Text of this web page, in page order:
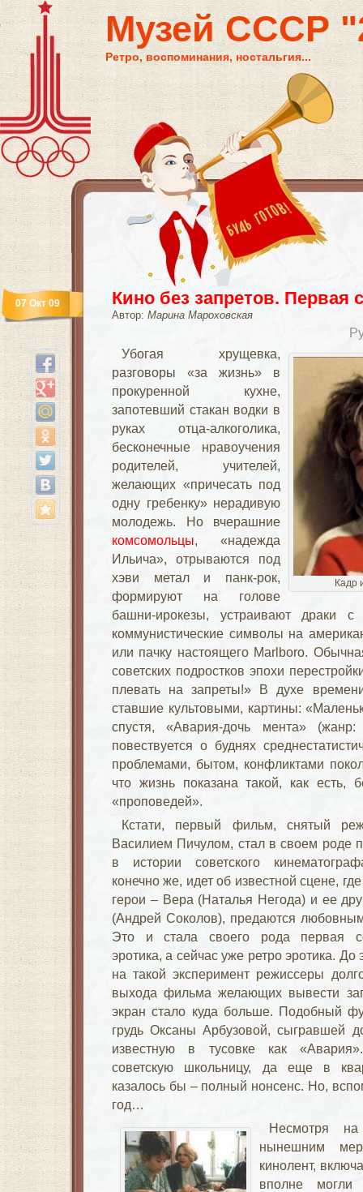
Музей СССР
Ретро, воспоминания, ностальгия...
Кино без запретов. Первая
Автор: Марина Мароховская
07 Окт 09
Кадр
Убогая хрущевка,
разговоры «за жизнь» в
прокуренной кухне,
запотевший стакан водки в
руках отца-алкоголика,
бесконечные нравоучения
родителей, учителей,
желающих «причесать под
одну гребенку» нерадивую
молодежь. Но вчерашние
комсомольцы, «надежда
Ильича», отрываются под
хэви метал и панк-рок,
формируют на голове
башни-ирокезы, устраивают драки
коммунистические символы на
или пачку настоящего Marlboro.
советских подростков эпохи
плевать на запреты!» В духе
ставшие культовыми, картины:
спустя, «Авария-дочь мента»
повествуется о буднях
проблемами, бытом, конфликтами
что жизнь показана такой, как есть,
«проповедей».
Кстати, первый фильм, снятый
Василием Пичулом, стал в своем роде
в истории советского
конечно же, идет об известной сцене,
герои – Вера (Наталья Негода) и ее
(Андрей Соколов), предаются
Это и стала своего рода первая
эротика, а сейчас уже ретро эротика. До
на такой эксперимент режиссеры
выхода фильма желающих вывести
экран стало куда больше. Подобный
грудь Оксаны Арбузовой, сыгравшей
известную в тусовке как
советскую школьницу, да еще в
казалось бы – полный нонсенс. Но,
год…
Несмотря
нынешним
кинолент,
вполне могли